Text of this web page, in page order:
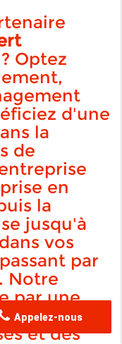
? Optez
d'une
la
de
en
la
jusqu'à
vos
par
Notre
par une
des
et des
Appelez-nous